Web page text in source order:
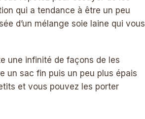
qui a tendance à être un peu
d’un mélange soie laine qui vous
une infinité de façons de les
un sac fin puis un peu plus épais
et vous pouvez les porter